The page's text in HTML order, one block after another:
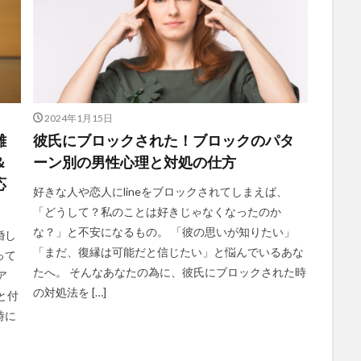
し
て
付
に
2024年1月15日
彼氏にブロックされた！ブロックのパタ
ーン別の男性心理と対処の仕方
好きな人や恋人にlineをブロックされてしまえば、
「どうして？私のことは好きじゃなくなったのか
な？」と不安になるもの。 「彼の思いが知りたい」
「まだ、復縁は可能だと信じたい」と悩んでいるあな
たへ。 そんなあなたの為に、彼氏にブロックされた時
の対処法を […]